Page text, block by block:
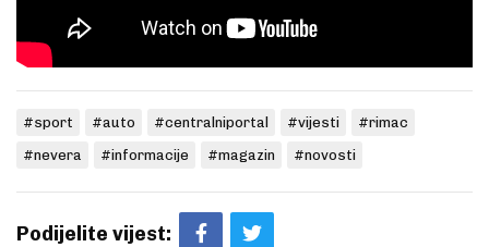
#sport #auto #centralniportal #vijesti
#rimac
#nevera
#informacije #magazin #novosti
Podijelite vijest: